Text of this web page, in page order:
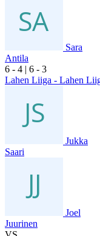
Sara
Antila
6 - 4 | 6 - 3
Lahen Liiga - Lahen
Jukka
Saari
Joel
Juurinen